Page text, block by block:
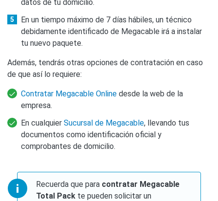
datos de tu domicilio.
En un tiempo máximo de 7 días hábiles, un técnico
debidamente identificado de Megacable irá a instalar
tu nuevo paquete.
Además, tendrás otras opciones de contratación en caso
de que así lo requiere:
Contratar Megacable Online desde la web de la
empresa.
En cualquier Sucursal de Megacable, llevando tus
documentos como identificación oficial y
comprobantes de domicilio.
Recuerda que para contratar Megacable
Total Pack te pueden solicitar un